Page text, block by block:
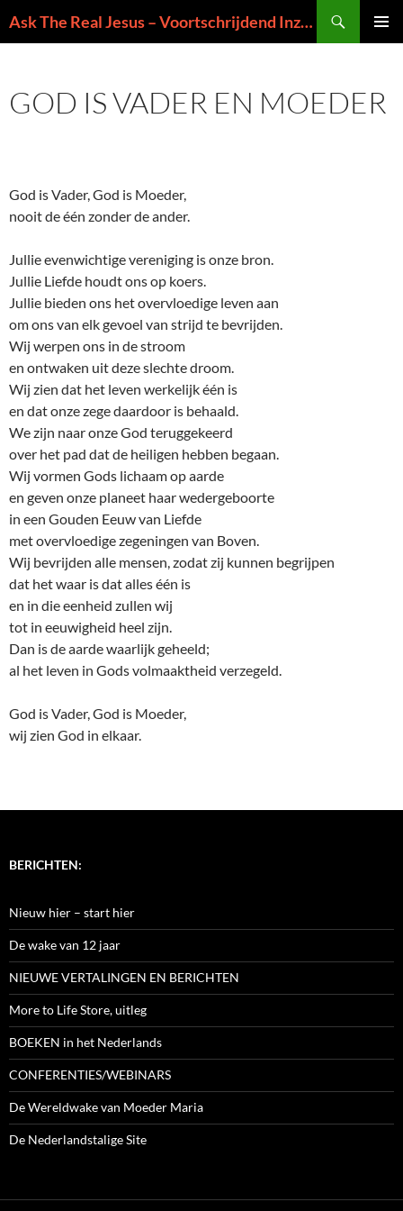
naar
Ask The Real Jesus – Voortschrijdend Inzicht in de Zin van het Leven
GOD IS VADER EN MOEDER
God is Vader, God is Moeder,
nooit de één zonder de ander.
Jullie evenwichtige vereniging is onze bron.
Jullie Liefde houdt ons op koers.
Jullie bieden ons het overvloedige leven aan
om ons van elk gevoel van strijd te bevrijden.
Wij werpen ons in de stroom
en ontwaken uit deze slechte droom.
Wij zien dat het leven werkelijk één is
en dat onze zege daardoor is behaald.
We zijn naar onze God teruggekeerd
over het pad dat de heiligen hebben begaan.
Wij vormen Gods lichaam op aarde
en geven onze planeet haar wedergeboorte
in een Gouden Eeuw van Liefde
met overvloedige zegeningen van Boven.
Wij bevrijden alle mensen, zodat zij kunnen begrijpen
dat het waar is dat alles één is
en in die eenheid zullen wij
tot in eeuwigheid heel zijn.
Dan is de aarde waarlijk geheeld;
al het leven in Gods volmaaktheid verzegeld.
God is Vader, God is Moeder,
wij zien God in elkaar.
BERICHTEN:
Nieuw hier – start hier
De wake van 12 jaar
NIEUWE VERTALINGEN EN BERICHTEN
More to Life Store, uitleg
BOEKEN in het Nederlands
CONFERENTIES/WEBINARS
De Wereldwake van Moeder Maria
De Nederlandstalige Site